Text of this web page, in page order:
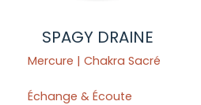
SPAGY DRAINE
Mercure | Chakra Sacré
Échange & Écoute